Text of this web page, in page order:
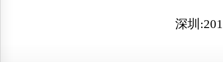
深圳